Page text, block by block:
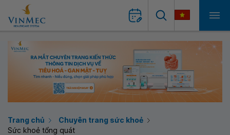
Trang chủ
Chuyên trang sức khoẻ
Sức khoẻ tổng quát